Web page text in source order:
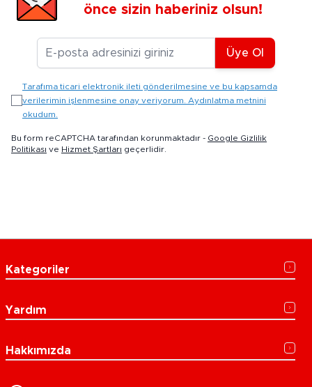
önce sizin haberiniz olsun!
E-posta Adresiniz
Üye Ol
Tarafıma ticari elektronik ileti gönderilmesine ve bu kapsamda
verilerimin işlenmesine onay veriyorum. Aydınlatma metnini
okudum.
Bu form reCAPTCHA tarafından korunmaktadır - Google Gizlilik
Politikası ve Hizmet Şartları geçerlidir.
Kategoriler
Yardım
Hakkımızda